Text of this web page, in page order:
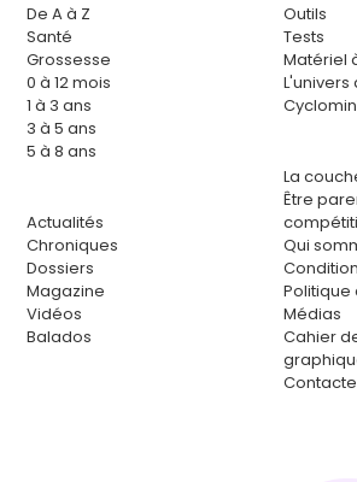
De A à Z
Santé
Grossesse
0 à 12 mois
1 à 3 ans
3 à 5 ans
5 à 8 ans
Actualités
Chroniques
Dossiers
Magazine
Vidéos
Balados
Outils
Tests
Matériel
La
Être
Qui
Médias
Cahier